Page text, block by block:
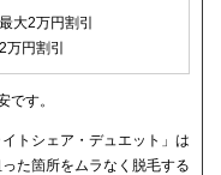
大2万円割引
円割引
です。
トシェア・デュエット」は
た箇所をムラなく脱毛する